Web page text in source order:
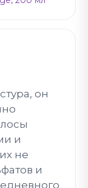
он
и
не
и